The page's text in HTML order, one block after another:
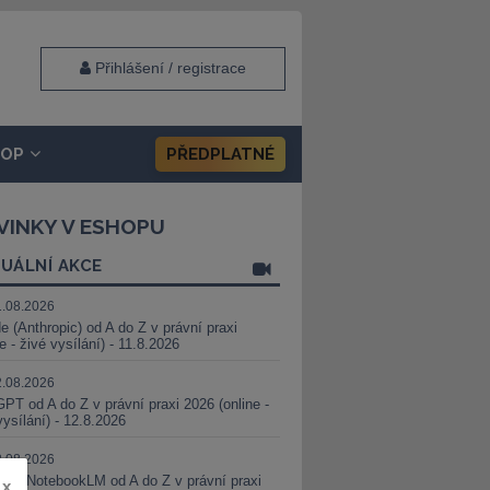
Přihlášení / registrace
PŘEDPLATNÉ
V ESHOPU
AKCE
(Anthropic) od A do Z v právní praxi
- živé vysílání) - 11.8.2026
od A do Z v právní praxi 2026 (online -
- 12.8.2026
a NotebookLM od A do Z v právní praxi